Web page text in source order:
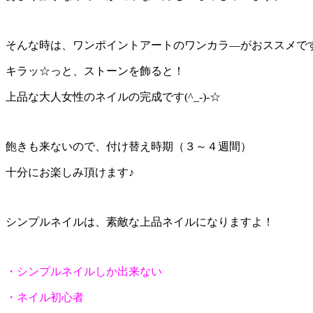
そんな時は、ワンポイントアートのワンカラ―がおススメで
キラッ☆っと、ストーンを飾ると！
上品な大人女性のネイルの完成です(^_-)-☆
飽きも来ないので、付け替え時期（３～４週間）
十分にお楽しみ頂けます♪
シンプルネイルは、素敵な上品ネイルになりますよ！
・シンプルネイルしか出来ない
・ネイル初心者